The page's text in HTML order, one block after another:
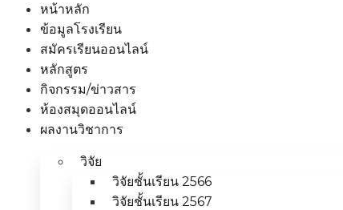
หน้าหลัก
ข้อมูลโรงเรียน
สมัครเรียนออนไลน์
หลักสูตร
กิจกรรม/ข่าวสาร
ห้องสมุดออนไลน์
ผลงานวิชาการ
วิจัย
วิจัยชั้นเรียน 2566
วิจัยชั้นเรียน 2567